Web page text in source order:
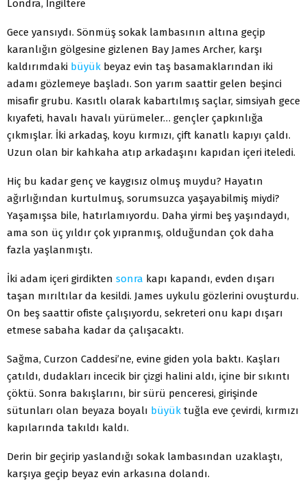
Londra, İngiltere
Gece yansıydı. Sönmüş sokak lambasının altına ge­çip
karanlığın gölgesine gizlenen Bay James Archer, karşı
kaldırımdaki büyük beyaz evin taş basamakların­dan iki
adamı gözlemeye başladı. Son yarım saattir ge­len beşinci
misafir grubu. Kasıtlı olarak kabartılmış saç­lar, simsiyah gece
kıyafeti, havalı havalı yürümeler… gençler çapkınlığa
çıkmışlar. İki arkadaş, koyu kırmızı, çift kanatlı kapıyı çaldı.
Uzun olan bir kahkaha atıp ar­kadaşını kapıdan içeri iteledi.
Hiç bu kadar genç ve kaygısız olmuş muydu? Ha­yatın
ağırlığından kurtulmuş, sorumsuzca yaşayabilmiş miydi?
Yaşamışsa bile, hatırlamıyordu. Daha yirmi beş yaşındaydı,
ama son üç yıldır çok yıpranmış, olduğun­dan çok daha
fazla yaşlanmıştı.
İki adam içeri girdikten sonra kapı kapandı, evden dışarı
taşan mırıltılar da kesildi. James uykulu gözlerini ovuşturdu.
On beş saattir ofiste çalışıyordu, sekreteri onu kapı dışarı
etmese sabaha kadar da çalışacaktı.
Sağma, Curzon Caddesi’ne, evine giden yola baktı. Kaşları
çatıldı, dudakları incecik bir çizgi halini aldı, içine bir sıkıntı
çöktü. Sonra bakışlarını, bir sürü pen­ceresi, girişinde
sütunları olan beyaza boyalı büyük tuğla eve çevirdi, kırmızı
kapılarında takıldı kaldı.
Derin bir geçirip yaslandığı sokak lambasından uzaklaştı,
karşıya geçip beyaz evin arkasına dolandı.